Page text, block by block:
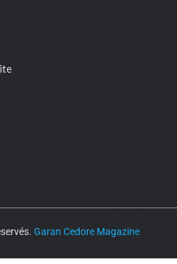
Garan Cedore Magazine